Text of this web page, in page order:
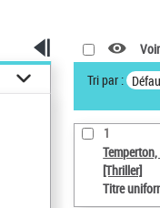
Tri par :
1
[Thriller]
Titre